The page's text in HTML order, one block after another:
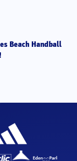
Beach Handball